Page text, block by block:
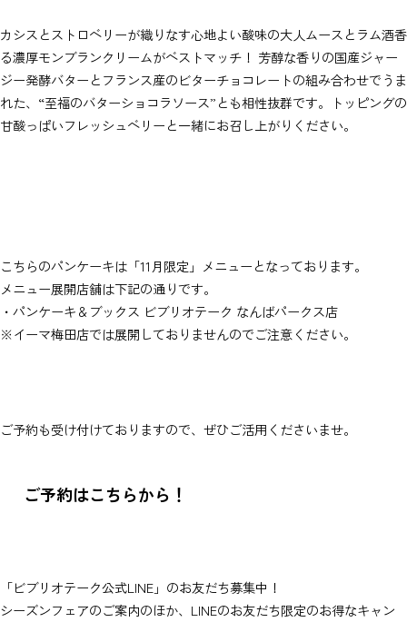
カシスとストロベリーが織りなす心地よい酸味の大人ムースとラム酒香
る濃厚モンブランクリームがベストマッチ！ 芳醇な香りの国産ジャー
ジー発酵バターとフランス産のビターチョコレートの組み合わせでうま
れた、“至福のバターショコラソース”とも相性抜群です。トッピングの
甘酸っぱいフレッシュベリーと一緒にお召し上がりください。
こちらのパンケーキは「11月限定」メニューとなっております。
メニュー展開店舗は下記の通りです。
・パンケーキ＆ブックス ビブリオテーク なんばパークス店
※イーマ梅田店では展開しておりませんのでご注意ください。
ご予約も受け付けておりますので、ぜひご活用くださいませ。
ご予約はこちらから！
「ビブリオテーク公式LINE」のお友だち募集中！
シーズンフェアのご案内のほか、LINEのお友だち限定のお得なキャン